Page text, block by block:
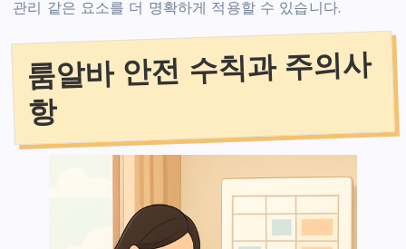
관리 같은 요소를 더 명확하게 적용할 수 있습니다.
룸알바 안전 수칙과 주의사
항